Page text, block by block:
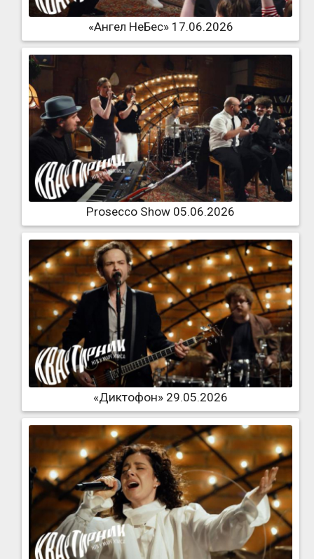
«Ангел НеБес» 17.06.2026
Prosecco Show 05.06.2026
«Диктофон» 29.05.2026